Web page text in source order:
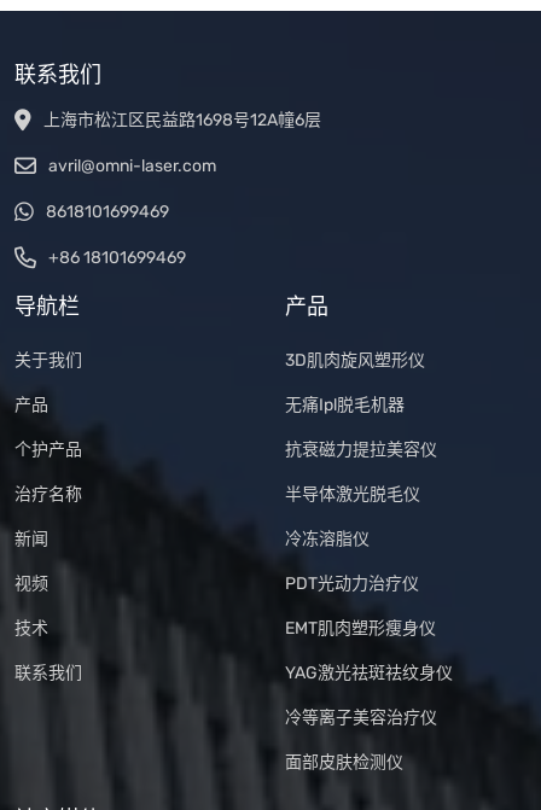
联系我们
上海市松江区民益路1698号12A幢6层
avril@omni-laser.com
8618101699469
+86 18101699469
导航栏
关于我们
产品
个护产品
治疗名称
新闻
视频
技术
联系我们
产品
3D肌肉旋风塑形仪
无痛Ipl脱毛机器
抗衰磁力提拉美容仪
半导体激光脱毛仪
冷冻溶脂仪
PDT光动力治疗仪
EMT肌肉塑形瘦身仪
YAG激光祛斑祛纹身仪
冷等离子美容治疗仪
面部皮肤检测仪